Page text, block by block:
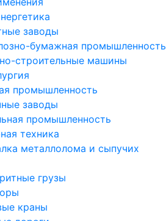
заводы
бумажная промышленность
строительные машины
промышленность
заводы
промышленность
техника
металлолома и сыпучих
грузы
краны